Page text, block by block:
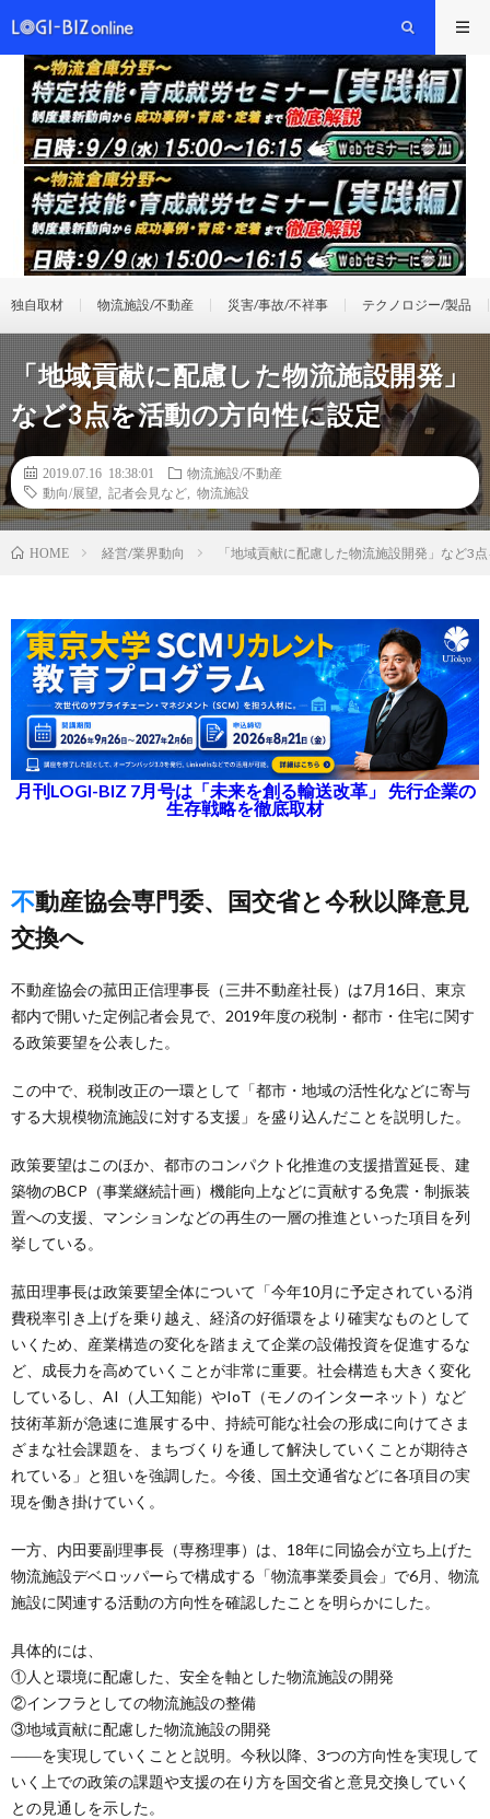
独自取材 物流施設/不動産 災害/事故/不祥事 テクノロジー/製品
「地域貢献に配慮した物流施設開発」
など3点を活動の方向性に設定
2019.07.16 18:38:01
物流施設/不動産
動向/展望
記者会見など 物流施設
HOME 経営/業界動向 「地域貢献に配慮した物流施設開発」など3
月刊LOGI-BIZ 7月号は「未来を創る輸送改革」 先行企業の
生存戦略を徹底取材
不動産協会専門委、国交省と今秋以降意見
交換へ
不動産協会の菰田正信理事長（三井不動産社長）は7月16日、東京
都内で開いた定例記者会見で、2019年度の税制・都市・住宅に関す
る政策要望を公表した。
この中で、税制改正の一環として「都市・地域の活性化などに寄与
する大規模物流施設に対する支援」を盛り込んだことを説明した。
政策要望はこのほか、都市のコンパクト化推進の支援措置延長、建
築物のBCP（事業継続計画）機能向上などに貢献する免震・制振装
置への支援、マンションなどの再生の一層の推進といった項目を列
挙している。
菰田理事長は政策要望全体について「今年10月に予定されている消
費税率引き上げを乗り越え、経済の好循環をより確実なものとして
いくため、産業構造の変化を踏まえて企業の設備投資を促進するな
ど、成長力を高めていくことが非常に重要。社会構造も大きく変化
しているし、AI（人工知能）やIoT（モノのインターネット）など
技術革新が急速に進展する中、持続可能な社会の形成に向けてさま
ざまな社会課題を、まちづくりを通して解決していくことが期待さ
れている」と狙いを強調した。今後、国土交通省などに各項目の実
現を働き掛けていく。
一方、内田要副理事長（専務理事）は、18年に同協会が立ち上げた
物流施設デベロッパーらで構成する「物流事業委員会」で6月、物流
施設に関連する活動の方向性を確認したことを明らかにした。
具体的には、
①人と環境に配慮した、安全を軸とした物流施設の開発
②インフラとしての物流施設の整備
③地域貢献に配慮した物流施設の開発
――を実現していくことと説明。今秋以降、3つの方向性を実現して
いく上での政策の課題や支援の在り方を国交省と意見交換していく
との見通しを示した。